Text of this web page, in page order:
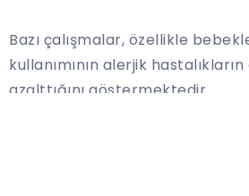
Bazı çalışmalar, özellikle
kullanımının alerjik
azalttığını göstermektedir.